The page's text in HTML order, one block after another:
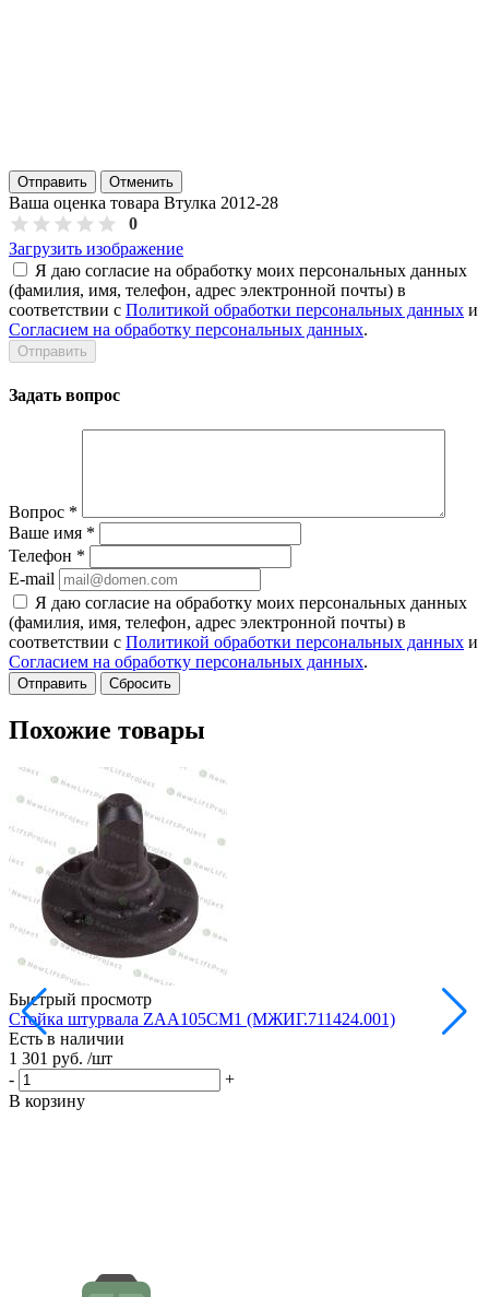
Отправить Отменить
Ваша оценка товара Втулка 2012-28
0
Загрузить изображение
Я даю согласие на обработку моих персональных данных
(фамилия, имя, телефон, адрес электронной почты) в
соответствии с Политикой обработки персональных данных и
Согласием на обработку персональных данных.
Задать вопрос
Вопрос *
Ваше имя *
Телефон *
E-mail
Я даю согласие на обработку моих персональных данных
(фамилия, имя, телефон, адрес электронной почты) в
соответствии с Политикой обработки персональных данных и
Согласием на обработку персональных данных.
Сбросить
Похожие товары
Быстрый просмотр
Стойка штурвала ZAA105CM1 (МЖИГ.711424.001)
Есть в наличии
1 301 руб. /шт
-
+
В корзину